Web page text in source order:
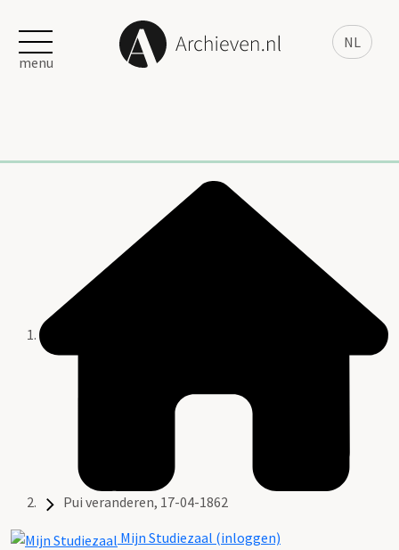
NL
menu
Pui veranderen, 17-04-1862
Mijn Studiezaal (inloggen)